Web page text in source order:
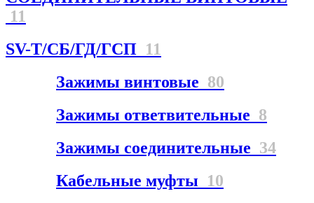
11
SV-T/СБ/ГД/ГСП 11
Зажимы винтовые 80
Зажимы ответвительные 8
Зажимы соединительные 34
Кабельные муфты 10